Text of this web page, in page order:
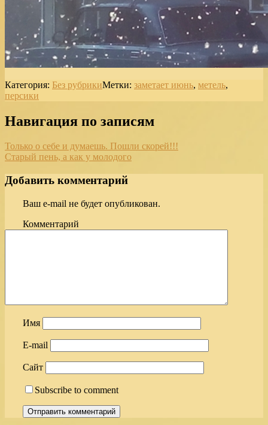
Категория: Без рубрикиМетки: заметает июнь, метель,
персики
Навигация по записям
Только о себе и думаешь. Пошли скорей!!!
Старый пень, а как у молодого
Добавить комментарий
Ваш e-mail не будет опубликован.
Комментарий
Имя
E-mail
Сайт
Subscribe to comment